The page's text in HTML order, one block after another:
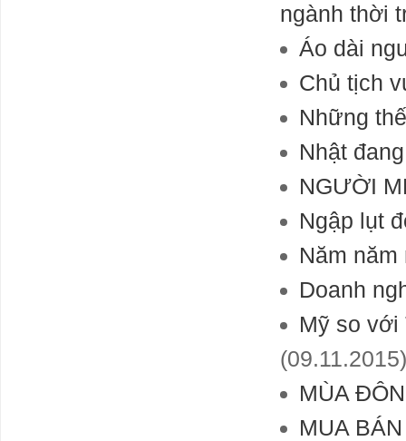
ngành thời
Áo dài
Chủ tịch
Những
Nhật
NGƯỜI
Ngập lụt
Năm
Doanh
Mỹ so với
(09.11.2015)
MÙA
MUA